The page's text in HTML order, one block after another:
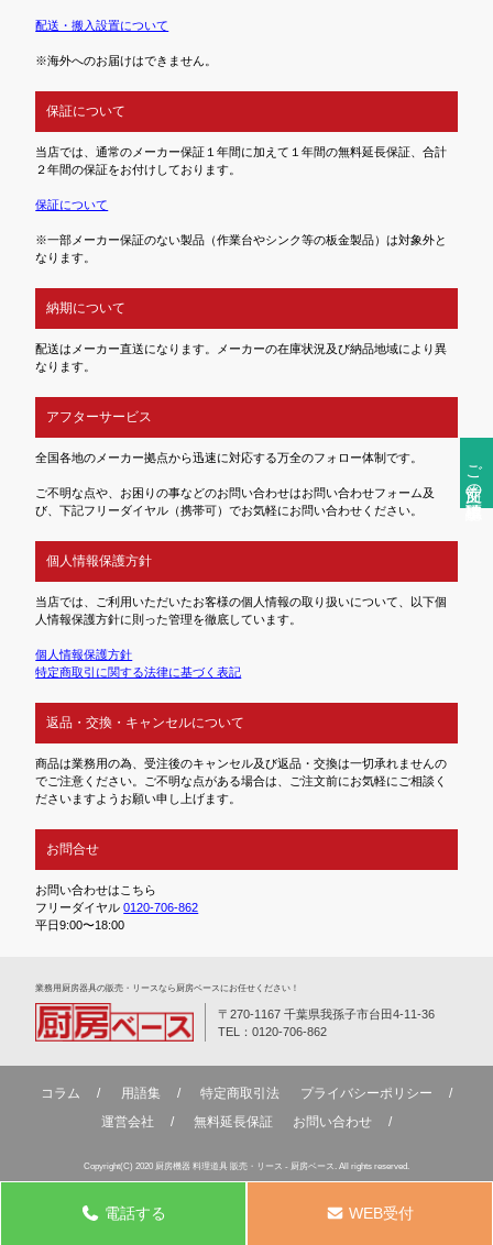
ご注文前の確認事項
配送・搬入設置について
※海外へのお届けはできません。
保証について
当店では、通常のメーカー保証１年間に加えて１年間の無料延長保証、合計
２年間の保証をお付けしております。
保証について
※一部メーカー保証のない製品（作業台やシンク等の板金製品）は対象外と
なります。
納期について
配送はメーカー直送になります。メーカーの在庫状況及び納品地域により異
なります。
アフターサービス
全国各地のメーカー拠点から迅速に対応する万全のフォロー体制です。
ご不明な点や、お困りの事などのお問い合わせはお問い合わせフォーム及
び、下記フリーダイヤル（携帯可）でお気軽にお問い合わせください。
個人情報保護方針
当店では、ご利用いただいたお客様の個人情報の取り扱いについて、以下個
人情報保護方針に則った管理を徹底しています。
個人情報保護方針
特定商取引に関する法律に基づく表記
返品・交換・キャンセルについて
商品は業務用の為、受注後のキャンセル及び返品・交換は一切承れませんの
でご注意ください。ご不明な点がある場合は、ご注文前にお気軽にご相談く
ださいますようお願い申し上げます。
お問合せ
お問い合わせはこちら
フリーダイヤル0120-706-862
平日9:00〜18:00
業務⽤厨房器具の販売・リースなら厨房ベースにお任せください！
〒270-1167 千葉県我孫子市台田4-11-36
TEL：0120-706-862
コラム 用語集 特定商取引法
プライバシーポリシー
運営会社
無料延⻑保証 お問い合わせ
Copyright(C) 2020 厨房機器 料理道具 販売・リース - 厨房ベース. All rights reserved.
電話する WEB受付